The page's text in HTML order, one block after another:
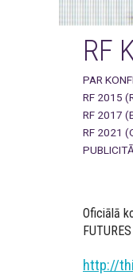
RF
PAR
RF 2015
RF 2017
RF 2021
Oficiālā
http://